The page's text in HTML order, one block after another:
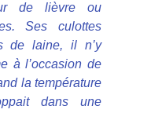
de lièvre ou
Ses culottes
de laine, il n’y
à l’occasion de
la température
dans une